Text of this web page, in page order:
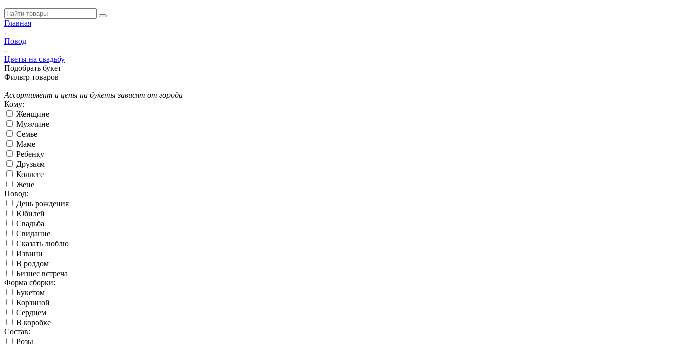
Главная
-
Повод
-
Цветы на свадьбу
Подобрать букет
Фильтр товаров
Ассортимент и цены на букеты зависят от города
Кому:
Женщине
Мужчине
Семье
Маме
Ребенку
Друзьям
Коллеге
Жене
Повод:
День рождения
Юбилей
Свадьба
Свидание
Сказать люблю
Извини
В роддом
Бизнес встреча
Форма сборки:
Букетом
Корзиной
Сердцем
В коробке
Состав:
Розы